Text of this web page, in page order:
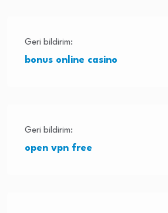
Geri bildirim:
bonus online casino
Geri bildirim:
open vpn free